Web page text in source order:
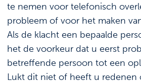
te nemen voor telefonisch
probleem of voor het maken
Als de klacht een bepaalde
het de voorkeur dat u eerst
betreffende persoon tot een
Lukt dit niet of heeft u redenen